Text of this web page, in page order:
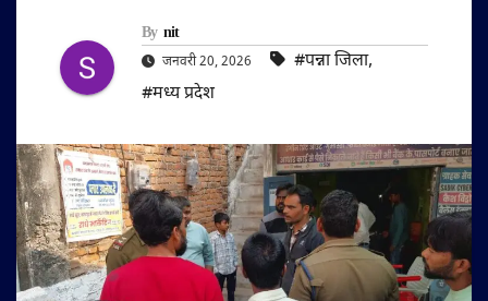
By nit
जनवरी 20, 2026 #पन्ना जिला,
#मध्य प्रदेश